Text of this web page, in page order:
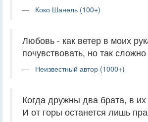
Коко Шанель (100+)
Любовь - как ветер в моих
почувствовать, но так
Неизвестный автор (1000+)
Когда дружны два брата, в их
И от горы останется лишь